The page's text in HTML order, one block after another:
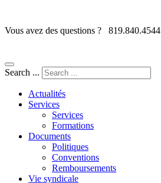
Vous avez des questions ? 819.840.4544
Search ...
Actualités
Services
Services
Formations
Documents
Politiques
Conventions
Remboursements
Vie syndicale